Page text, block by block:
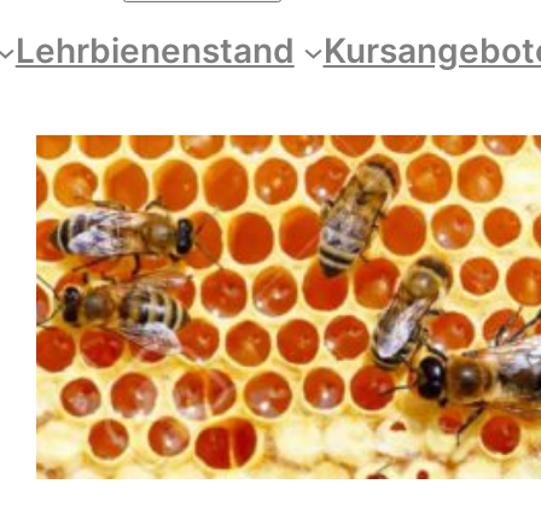
Lehrbienenstand